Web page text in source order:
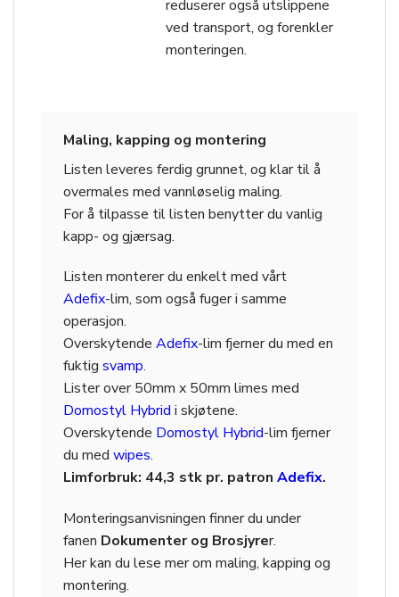
reduserer også utslippene
ved transport, og forenkler
monteringen.
Maling, kapping og montering
Listen leveres ferdig grunnet, og klar til å
overmales med vannløselig maling.
For å tilpasse til listen benytter du vanlig
kapp- og gjærsag.
Listen monterer du enkelt med vårt
Adefix-lim, som også fuger i samme
operasjon.
Overskytende Adefix-lim fjerner du med en
fuktig svamp.
Lister over 50mm x 50mm limes med
Domostyl Hybrid i skjøtene.
Overskytende Domostyl Hybrid-lim fjerner
du med wipes.
Limforbruk: 44,3 stk pr. patron Adefix.
Monteringsanvisningen finner du under
fanen Dokumenter og Brosjyrer.
Her kan du lese mer om maling, kapping og
montering.